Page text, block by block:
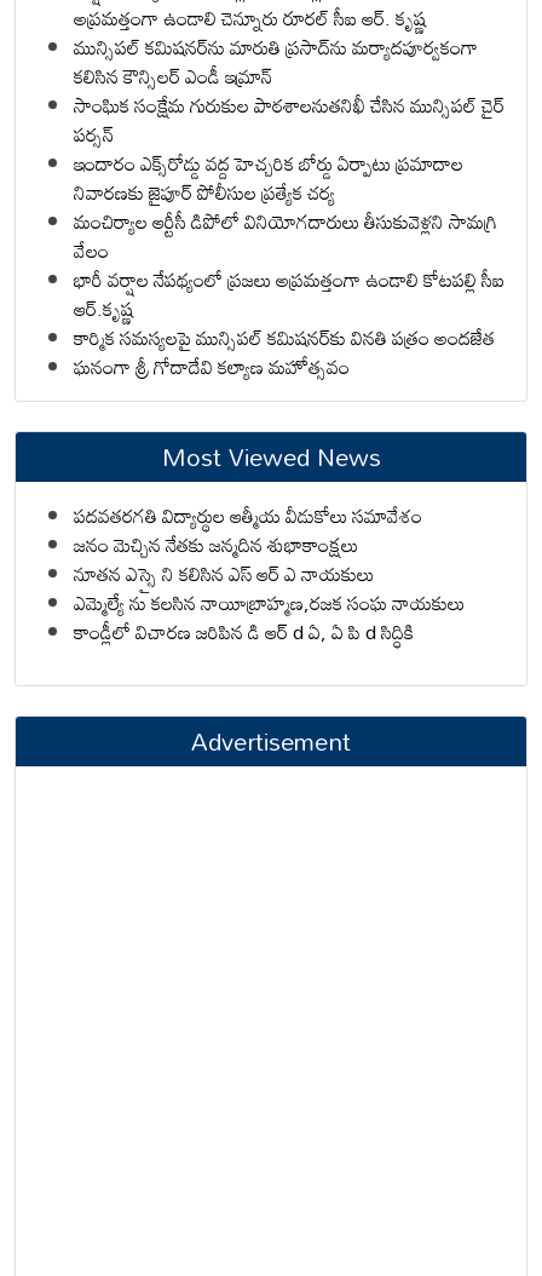
అప్రమత్తంగా ఉండాలి చెన్నూరు రూరల్ సీఐ ఆర్. కృష్ణ
మున్సిపల్ కమిషనర్‌ను మారుతి ప్రసాద్‌ను మర్యాదపూర్వకంగా
కలిసిన కౌన్సిలర్ ఎండీ ఇమ్రాన్ ​
సాంఘిక సంక్షేమ గురుకుల పాఠశాలనుతనిఖీ చేసిన మున్సిపల్ చైర్
పర్సన్
ఇందారం ఎక్స్‌రోడ్డు వద్ద హెచ్చరిక బోర్డు ఏర్పాటు ప్రమాదాల
నివారణకు జైపూర్ పోలీసుల ప్రత్యేక చర్య
మంచిర్యాల ఆర్టీసీ డిపోలో వినియోగదారులు తీసుకువెళ్లని సామగ్రి
వేలం
భారీ వర్షాల నేపథ్యంలో ప్రజలు అప్రమత్తంగా ఉండాలి కోటపల్లి సీఐ
ఆర్.కృష్ణ
కార్మిక సమస్యలపై మున్సిపల్ కమిషనర్‌కు వినతి పత్రం అందజేత
ఘనంగా శ్రీ గోదాదేవి కల్యాణ మహోత్సవం
Most Viewed News
పదవతరగతి విద్యార్థుల ఆత్మీయ వీడుకోలు సమావేశం
జనం మెచ్చిన నేతకు జన్మదిన శుభాకాంక్షలు
నూతన ఎస్సై ని కలిసిన ఎస్ ఆర్ ఎ నాయకులు
ఎమ్మెల్యే ను కలసిన నాయీబ్రాహ్మణ,రజక సంఘ నాయకులు
కాండ్లీలో విచారణ జరిపిన డి ఆర్ d ఏ, ఏ పి d సిద్ధికి
Advertisement